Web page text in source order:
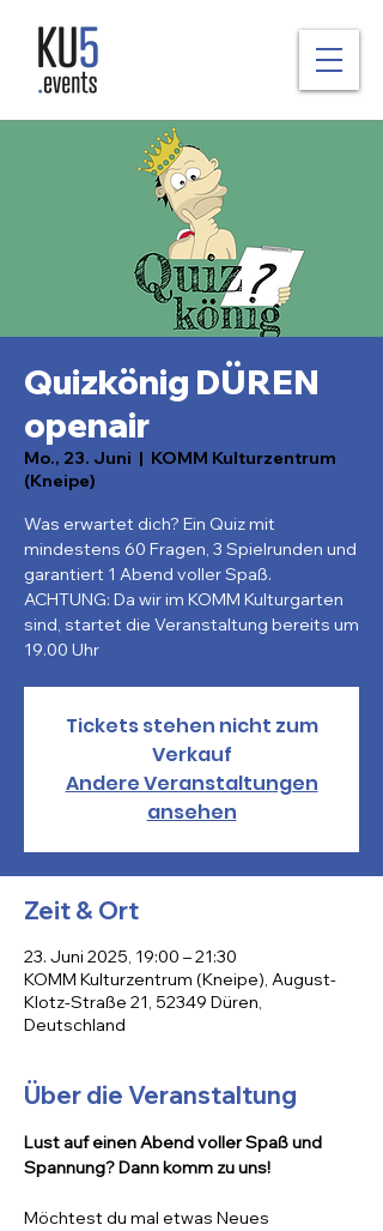
Quizkönig DÜREN
openair
Mo., 23. Juni
  |
KOMM Kulturzentrum
(Kneipe)
Was erwartet dich? Ein Quiz mit
mindestens 60 Fragen, 3 Spielrunden und
garantiert 1 Abend voller Spaß.
ACHTUNG: Da wir im KOMM Kulturgarten
sind, startet die Veranstaltung bereits um
Tickets stehen nicht zum
Verkauf
Andere Veranstaltungen
ansehen
Zeit & Ort
23. Juni 2025, 19:00 – 21:30
KOMM Kulturzentrum (Kneipe), August-
Klotz-Straße 21, 52349 Düren,
Deutschland
Über die Veranstaltung
Lust auf einen Abend voller Spaß und
Spannung? Dann komm zu uns!
Möchtest du mal etwas Neues